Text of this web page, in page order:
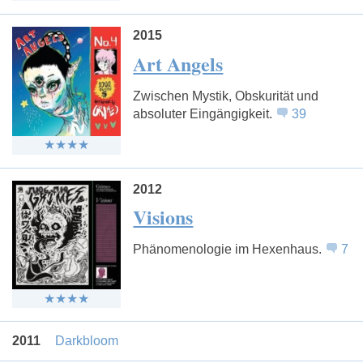
2015
Art Angels
Zwischen Mystik, Obskurität und
absoluter Eingängigkeit.
39
2012
Visions
Phänomenologie im Hexenhaus. 7
2011 Darkbloom